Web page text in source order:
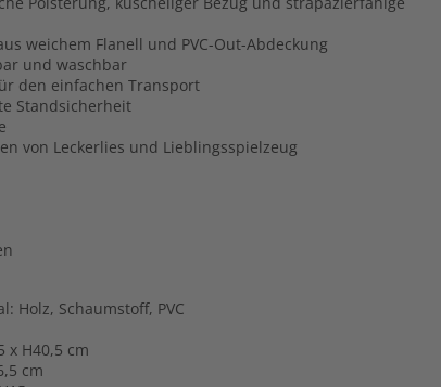
weichem Flanell und PVC-Out-Abdeckung
und waschbar
den einfachen Transport
Standsicherheit
von Leckerlies und Lieblingsspielzeug
Holz, Schaumstoff, PVC
x H40,5 cm
cm